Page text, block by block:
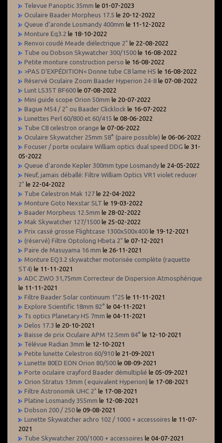
Televue Panoptic 35mm le 01-07-2023
Oculaire Baader Morpheus 17.5 le 20-12-2022
Queue d'aronde Losmandy 400mm le 11-12-2022
Monture Eq3.2 le 18-10-2022
Renvoi coudé Meade diélectrique 2" le 22-08-2022
Tube ou Dobson Skywatcher 300/1500 le 16-08-2022
Petite monture construction perso le 16-08-2022
>PAS D'EXPÉDITION< Donne tube C8 lame HS le 16-08-2022
Réservé Oculaire Zoom Baader Hyperion 24-8 le 07-08-2022
Lunt LS35T BF600 le 07-08-2022
Mini guide scope Orion 50mm le 20-07-2022
Bague M54 / 2" ou Baader Clicklock le 16-07-2022
Lunettes Perl 60/800 et 60/415 le 08-06-2022
Tube C8 celestron orange le 07-06-2022
Oculaire Skywatcher 25mm 58° (paire possible) le 06-06-2022
Focuser / porte oculaire William optics dual speed DDG le 31-
05-2022
Queue d'aronde Kepler 300mm type Losmandy le 24-05-2022
Neuf, jamais déballé: Filtre William Optics VR1 violet reducer
2" le 22-04-2022
Tube Celestron Mak 127 le 22-04-2022
Monture Goto Nexstar SLT le 19-03-2022
Baader Morpheus 12.5mm le 28-02-2022
Mak Skywatcher 127/1500 le 25-02-2022
Prix cassé grosse Flightcase 1300x500x400 le 19-12-2021
(réservé) Filtre Optolong Hbeta 2" le 07-12-2021
Paire de Masuyama 16 mm le 26-11-2021
Monture EQ3.2 skywatcher motorisée complète (raquette
ST4) le 11-11-2021
ADC ZWO 31,75mm Correcteur de Dispersion Atmosphérique
le 11-11-2021
Filtre Baader Solar continuum 1"25 le 11-11-2021
Explore Scientific 18mm 82° le 04-11-2021
Ts optics Planetary HS 7mm le 04-11-2021
Delos 17.3 le 20-10-2021
Baisse de prix Oculaire APM 12.5mm 84° le 12-10-2021
Télévue Radian 3mm le 12-10-2021
Petite lunette Celestron 60/910 le 21-09-2021
Lunette 80ED EON Orion 80/500 le 08-09-2021
Porte oculaire crayford Baader démultiplié le 05-09-2021
Orion Stratus 13mm ( equivalent Hyperion) le 17-08-2021
Filtre Astronomik UHC 2" le 17-08-2021
Platine Losmandy 355mm le 12-08-2021
Dobson 200 / 250 le 09-08-2021
Lunette Skywatcher achro 102 / 1000 + accessoires le 11-07-
2021
Tube Skywatcher 200/1000 + accessoires le 04-07-2021